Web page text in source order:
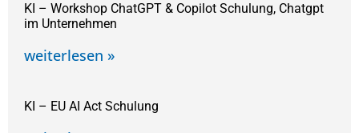
KI – Workshop ChatGPT & Copilot Schulung, Chatgpt
im Unternehmen
weiterlesen »
KI – EU AI Act Schulung